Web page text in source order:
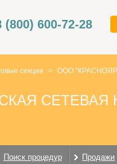
(800) 600-72-28
секции > ООО
СЕТЕВАЯ
Поиск процедур Продажи